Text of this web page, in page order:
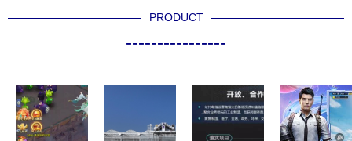
PRODUCT
----------------